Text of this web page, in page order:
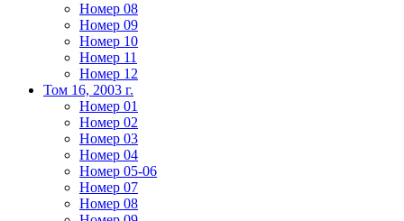
Номер 08
Номер 09
Номер 10
Номер 11
Номер 12
Том 16, 2003 г.
Номер 01
Номер 02
Номер 03
Номер 04
Номер 05-06
Номер 07
Номер 08